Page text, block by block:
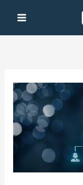
para
o
O
Esgotamento
dos
Líderes:
Quando
Gerenciar
Virou